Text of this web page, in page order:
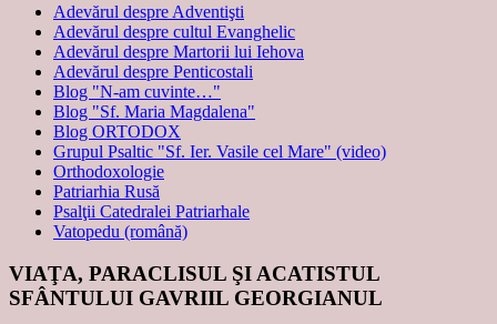
Adevărul despre Adventişti
Adevărul despre cultul Evanghelic
Adevărul despre Martorii lui Iehova
Adevărul despre Penticostali
Blog "N-am cuvinte…"
Blog "Sf. Maria Magdalena"
Blog ORTODOX
Grupul Psaltic "Sf. Ier. Vasile cel Mare" (video)
Orthodoxologie
Patriarhia Rusă
Psalţii Catedralei Patriarhale
Vatopedu (română)
VIAŢA, PARACLISUL ŞI ACATISTUL
SFÂNTULUI GAVRIIL GEORGIANUL